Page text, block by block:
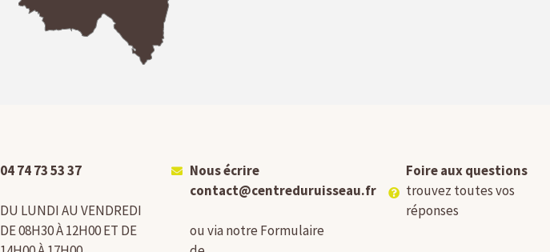
04 74 73 53 37
DU LUNDI AU VENDREDI
DE 08H30 À 12H00 ET DE
Nous écrire
contact@centreduruisseau.fr
ou via notre Formulaire
Foire aux questions
trouvez toutes vos
réponses